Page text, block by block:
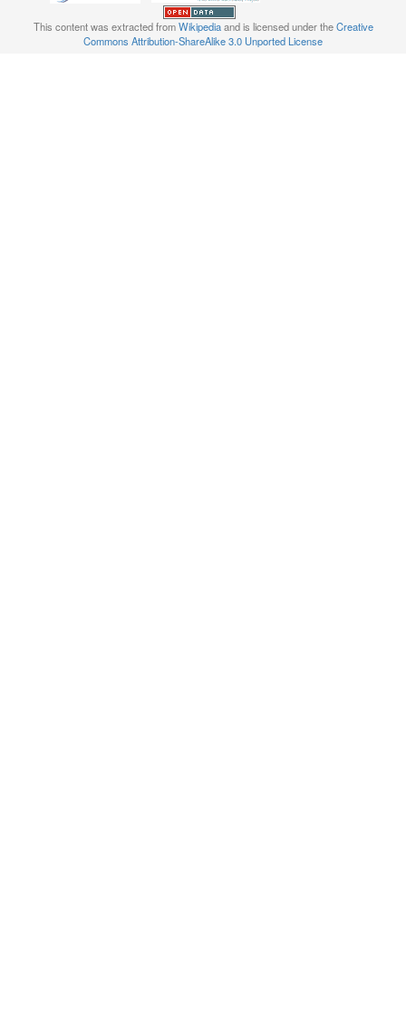
This content was extracted fromWikipediaand is licensed under theCreative
Commons Attribution-ShareAlike 3.0 Unported License